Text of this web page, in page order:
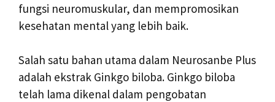
fungsi neuromuskular, dan mempromosikan
kesehatan mental yang lebih baik.
Salah satu bahan utama dalam Neurosanbe Plus
adalah ekstrak Ginkgo biloba. Ginkgo biloba
telah lama dikenal dalam pengobatan